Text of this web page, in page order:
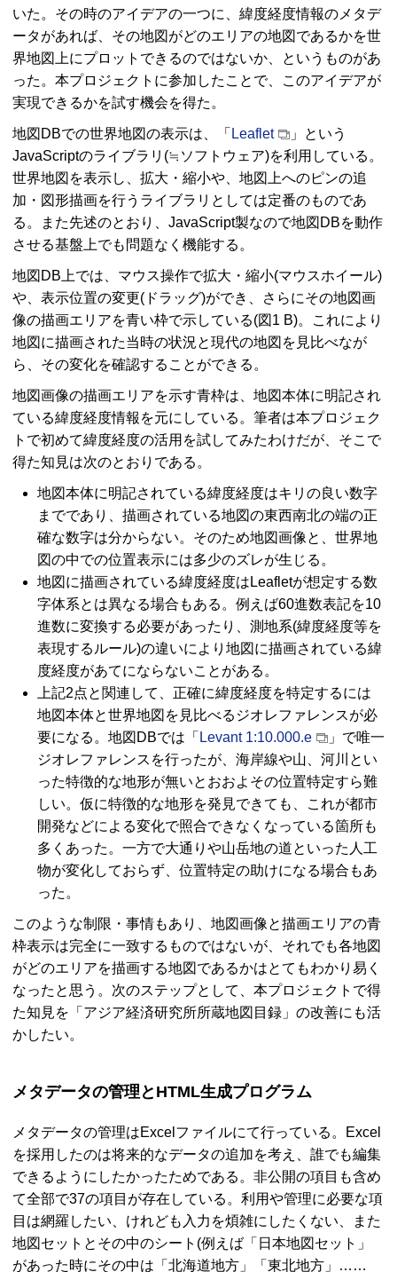
いた。その時のアイデアの一つに、緯度経度情報のメタデ
ータがあれば、その地図がどのエリアの地図であるかを世
界地図上にプロットできるのではないか、というものがあ
った。本プロジェクトに参加したことで、このアイデアが
実現できるかを試す機会を得た。
地図 DBでの世界地図の表示は、「 Leaflet
」という
JavaScriptのライブラリ(≒ソフトウェア)を利用している。
世界地図を表示し、拡大・縮小や、地図上へのピンの追
加・図形描画を行うライブラリとしては定番のものであ
る。また先述のとおり、 JavaScript製なので地図 DBを動作
させる基盤上でも問題なく機能する。
地図 DB 上では、マウス操作で拡大・縮小(マウスホイール)
や、表示位置の変更(ドラッグ)ができ、さらにその地図画
像の描画エリアを青い枠で示している(図1 B)。これにより
地図に描画された当時の状況と現代の地図を見比べなが
ら、その変化を確認することができる。
地図画像の描画エリアを示す青枠は、地図本体に明記され
ている緯度経度情報を元にしている。筆者は本プロジェク
トで初めて緯度経度の活用を試してみたわけだが、そこで
得た知見は次のとおりである。
地図本体に明記されている緯度経度はキリの良い数字
までであり、描画されている地図の東西南北の端の正
確な数字は分からない。そのため地図画像と、世界地
図の中での位置表示には多少のズレが生じる。
地図に描画されている緯度経度は Leafletが想定する数
字体系とは異なる場合もある。例えば60進数表記を10
進数に変換する必要があったり、測地系(緯度経度等を
表現するルール)の違いにより地図に描画されている緯
度経度があてにならないことがある。
上記2点と関連して、正確に緯度経度を特定するには
地図本体と世界地図を見比べるジオレファレンスが必
要になる。地図 DBでは「 Levant1:10.000.e
」で唯一
ジオレファレンスを行ったが、海岸線や山、河川とい
った特徴的な地形が無いとおおよその位置特定すら難
しい。仮に特徴的な地形を発見できても、これが都市
開発などによる変化で照合できなくなっている箇所も
多くあった。一方で大通りや山岳地の道といった人工
物が変化しておらず、位置特定の助けになる場合もあ
った。
このような制限・事情もあり、地図画像と描画エリアの青
枠表示は完全に一致するものではないが、それでも各地図
がどのエリアを描画する地図であるかはとてもわかり易く
なったと思う。次のステップとして、本プロジェクトで得
た知見を「アジア経済研究所所蔵地図目録」の改善にも活
かしたい。
メタデータの管理と HTML生成プログラム
メタデータの管理はExcel ファイルにて行っている。
Excel
を採用したのは将来的なデータの追加を考え、誰でも編集
できるようにしたかったためである。非公開の項目も含め
て全部で37の項目が存在している。利用や管理に必要な項
目は網羅したい、けれども入力を煩雑にしたくない、また
地図セットとその中のシート(例えば「日本地図セット」
があった時にその中は「北海道地方」「東北地方」……